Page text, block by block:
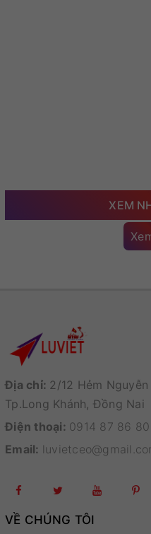
XEM
Địa chỉ: 2/12 Hẻm
Tp.Long Khánh, Đồng Nai
Điện thoại: 0914 87 86 80
Email:
VỀ CHÚNG TÔI